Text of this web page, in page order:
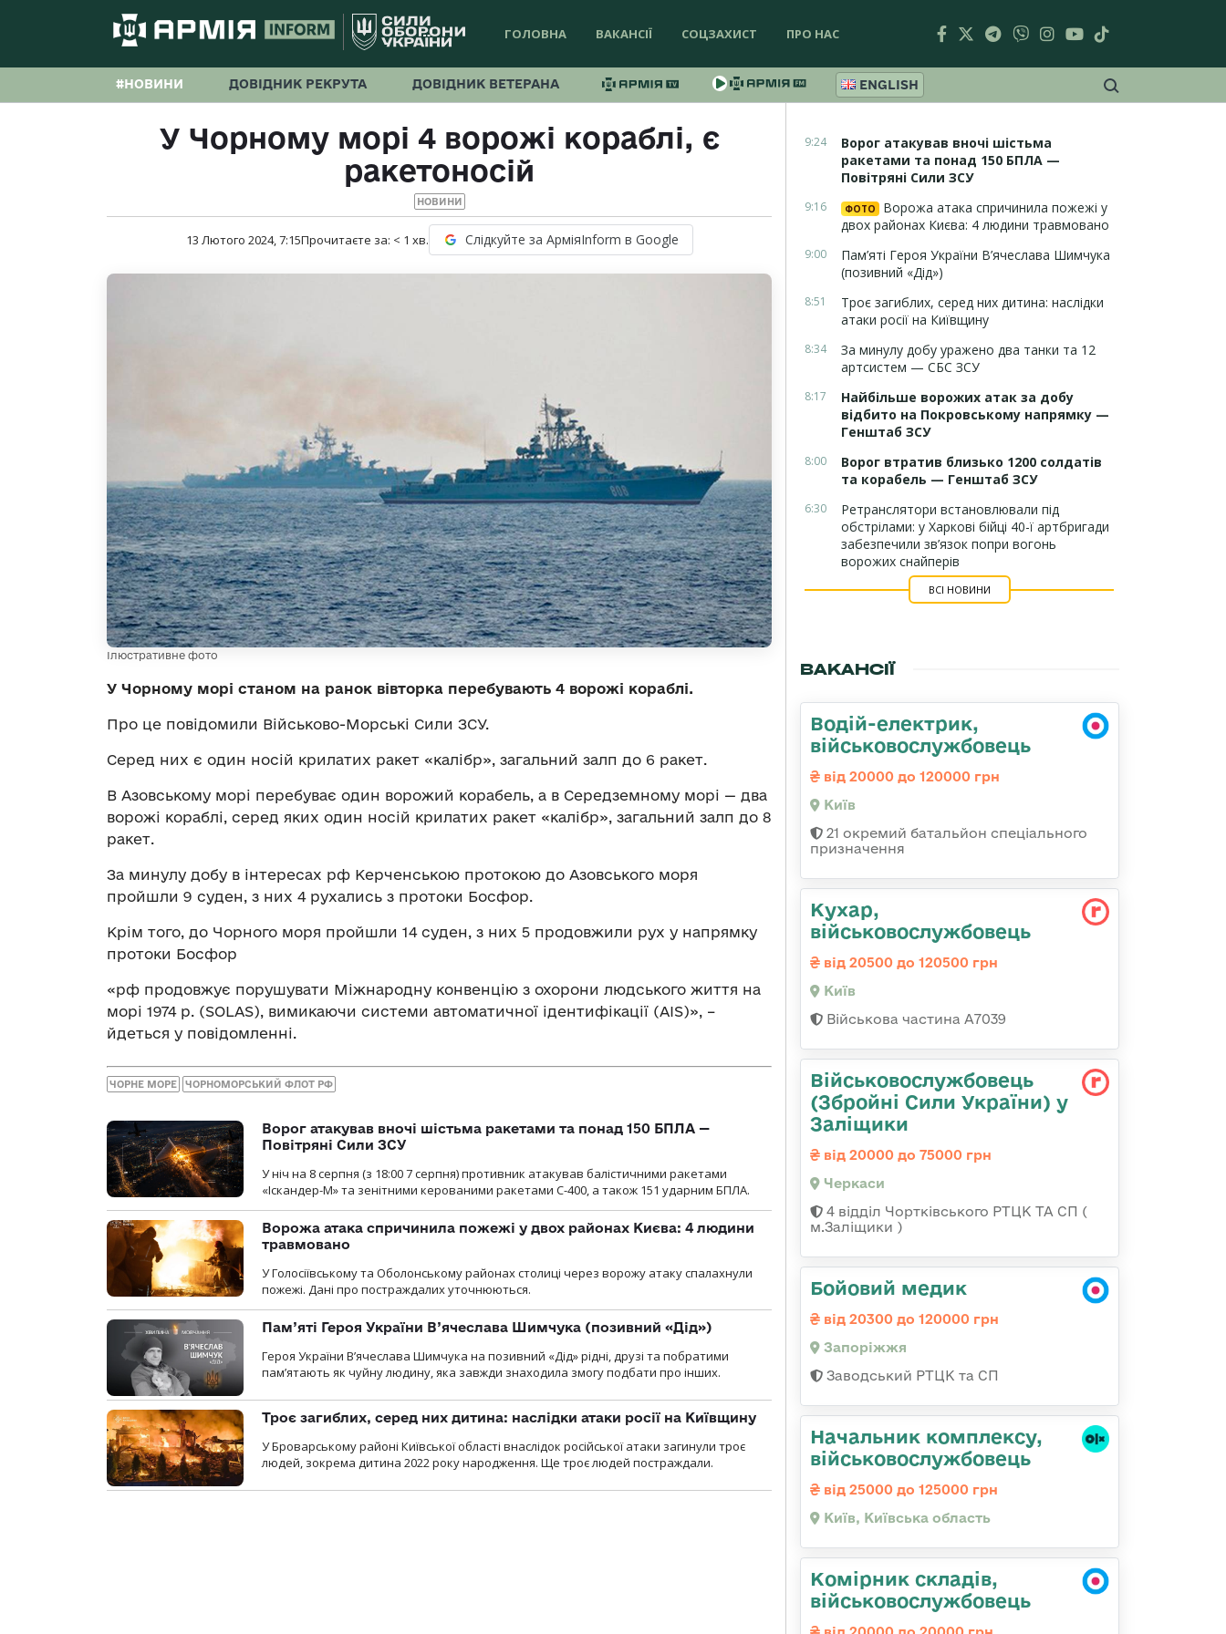
ГОЛОВНА ВАКАНСІЇ СОЦЗАХИСТ ПРО НАС
#НОВИНИ ДОВІДНИК РЕКРУТА ДОВІДНИК ВЕТЕРАНА ENGLISH
У Чорному морі 4 ворожі кораблі, є
ракетоносій
НОВИНИ
13 Лютого 2024, 7:15Прочитаєте за: < 1 хв. Слідкуйте за АрміяInform в Google
Ілюстративне фото
У Чорному морі станом на ранок вівторка перебувають 4 ворожі кораблі.
Про це повідомили Військово-Морські Сили ЗСУ.
Серед них є один носій крилатих ракет «калібр», загальний залп до 6 ракет.
В Азовському морі перебуває один ворожий корабель, а в Середземному морі — два
ворожі кораблі, серед яких один носій крилатих ракет «калібр», загальний залп до 8
ракет.
За минулу добу в інтересах рф Керченською протокою до Азовського моря
пройшли 9 суден, з них 4 рухались з протоки Босфор.
Крім того, до Чорного моря пройшли 14 суден, з них 5 продовжили рух у напрямку
протоки Босфор
«рф продовжує порушувати Міжнародну конвенцію з охорони людського життя на
морі 1974 р. (SOLAS), вимикаючи системи автоматичної ідентифікації (AIS)», –
йдеться у повідомленні.
ЧОРНЕ МОРЕ ЧОРНОМОРСЬКИЙ ФЛОТ РФ
Ворог атакував вночі шістьма ракетами та понад 150 БПЛА —
Повітряні Сили ЗСУ
У ніч на 8 серпня (з 18:00 7 серпня) противник атакував балістичними ракетами
«Іскандер-М» та зенітними керованими ракетами С-400, а також 151 ударним БПЛА.
Ворожа атака спричинила пожежі у двох районах Києва: 4 людини
травмовано
У Голосіївському та Оболонському районах столиці через ворожу атаку спалахнули
пожежі. Дані про постраждалих уточнюються.
Пам’яті Героя України В’ячеслава Шимчука (позивний «Дід»)
Героя України В’ячеслава Шимчука на позивний «Дід» рідні, друзі та побратими
пам’ятають як чуйну людину, яка завжди знаходила змогу подбати про інших.
Троє загиблих, серед них дитина: наслідки атаки росії на Київщину
У Броварському районі Київської області внаслідок російської атаки загинули троє
людей, зокрема дитина 2022 року народження. Ще троє людей постраждали.
9:24
Ворог атакував вночі шістьма
ракетами та понад 150 БПЛА —
Повітряні Сили ЗСУ
9:16 ФОТО
Ворожа атака спричинила пожежі у
двох районах Києва: 4 людини травмовано
9:00
Пам’яті Героя України В’ячеслава Шимчука
(позивний «Дід»)
8:51
Троє загиблих, серед них дитина: наслідки
атаки росії на Київщину
8:34
За минулу добу уражено два танки та 12
артсистем — СБС ЗСУ
8:17
Найбільше ворожих атак за добу
відбито на Покровському напрямку —
Генштаб ЗСУ
8:00
Ворог втратив близько 1200 солдатів
та корабель — Генштаб ЗСУ
6:30
Ретранслятори встановлювали під
обстрілами: у Харкові бійці 40-ї артбригади
забезпечили зв’язок попри вогонь
ворожих снайперів
ВСІ НОВИНИ
ВАКАНСІЇ
Водій-електрик,
військовослужбовець
від 20000 до 120000 грн
Київ
21 окремий батальйон спеціального
призначення
Кухар,
військовослужбовець
від 20500 до 120500 грн
Київ
Військова частина А7039
Військовослужбовець
(Збройні Сили України) у
Заліщики
від 20000 до 75000 грн
Черкаси
4 відділ Чортківського РТЦК ТА СП (
м.Заліщики )
Бойовий медик
від 20300 до 120000 грн
Запоріжжя
Заводський РТЦК та СП
Начальник комплексу,
військовослужбовець
від 25000 до 125000 грн
Київ, Київська область
Комірник складів,
військовослужбовець